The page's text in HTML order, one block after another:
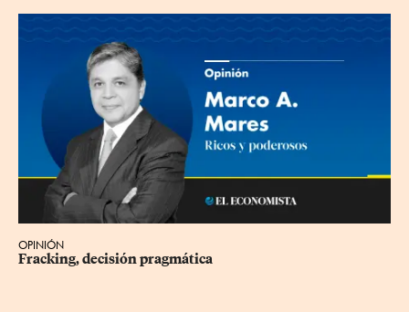
OPINIÓN
Fracking, decisión pragmática